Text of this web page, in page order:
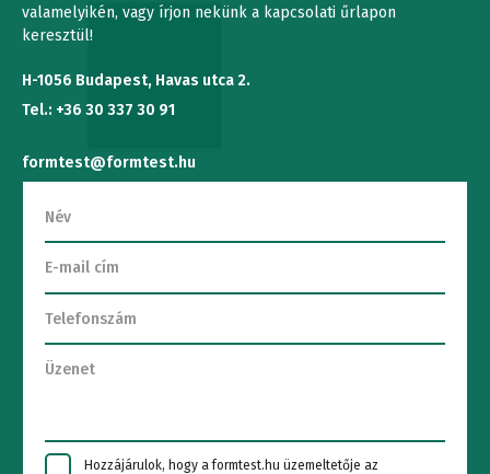
valamelyikén, vagy írjon nekünk a kapcsolati űrlapon
keresztül!
H-1056 Budapest, Havas utca 2.
Tel.: +36 30 337 30 91
formtest@formtest.hu
Hozzájárulok, hogy a formtest.hu üzemeltetője az